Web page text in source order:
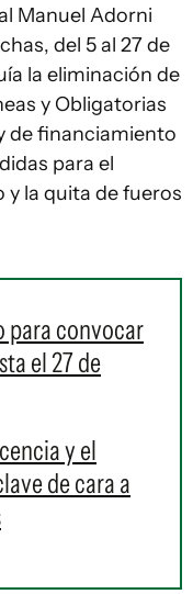
Manuel Adorni
del 5 al 27 de
la eliminación de
y Obligatorias
de financiamiento
para el
la quita de fueros
para convocar
el 27 de
y el
de cara a